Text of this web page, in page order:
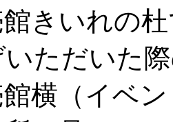
きいれの
ただいた
横（イベ